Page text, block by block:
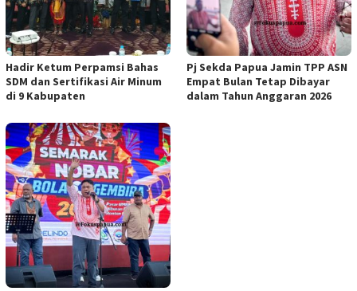
Hadir Ketum Perpamsi Bahas
SDM dan Sertifikasi Air Minum
di 9 Kabupaten
Pj Sekda Papua Jamin TPP ASN
Empat Bulan Tetap Dibayar
dalam Tahun Anggaran 2026